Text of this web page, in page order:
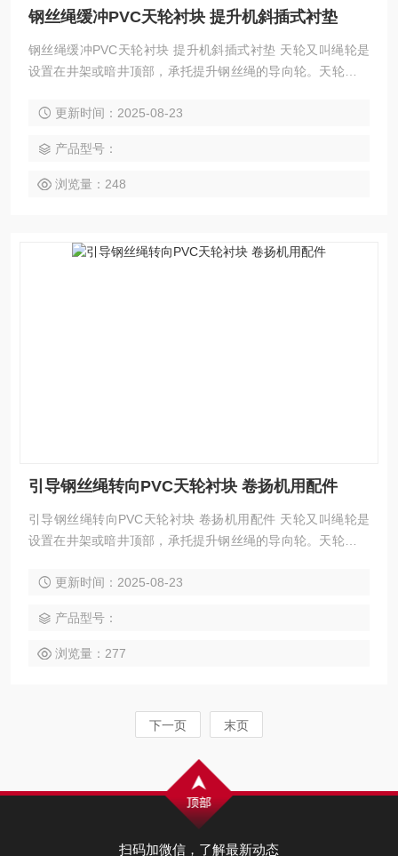
钢丝绳缓冲PVC天轮衬块 提升机斜插式衬垫
钢丝绳缓冲PVC天轮衬块 提升机斜插式衬垫 天轮又叫绳轮是
设置在井架或暗井顶部，承托提升钢丝绳的导向轮。天轮衬块
的磨损，并减少钢丝绳的磨损、延长了钢丝绳的使用周期，从
导向轮衬垫
更新时间：2025-08-23
产品型号：
浏览量：248
引导钢丝绳转向PVC天轮衬块 卷扬机用配件
引导钢丝绳转向PVC天轮衬块 卷扬机用配件 天轮又叫绳轮是
设置在井架或暗井顶部，承托提升钢丝绳的导向轮。天轮衬块
更新时间：2025-08-23
产品型号：
浏览量：277
下一页 末页
扫码加微信，了解最新动态